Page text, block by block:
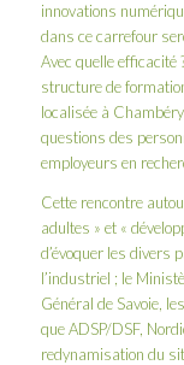
innovations
dans ce carrefour
Avec quelle efficacité
structure de
localisée à
questions des
employeurs en
Cette rencontre
adultes » et «
d’évoquer les divers
l’industriel ; le
Général de Savoie,
que ADSP/DSF,
redynamisation du